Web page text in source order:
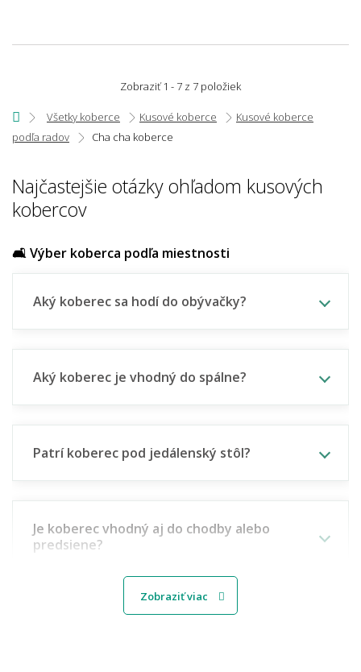
Zobraziť 1 - 7 z 7 položiek
Všetky koberce Kusové koberce
Kusové koberce
podľa radov
Cha cha koberce
Najčastejšie otázky ohľadom kusových
kobercov
🛋️ Výber koberca podľa miestnosti
Aký koberec sa hodí do obývačky?
Aký koberec je vhodný do spálne?
Patrí koberec pod jedálenský stôl?
Je koberec vhodný aj do chodby alebo
predsiene?
Aký koberec vybrať do detskej izbičky?
Zobraziť viac